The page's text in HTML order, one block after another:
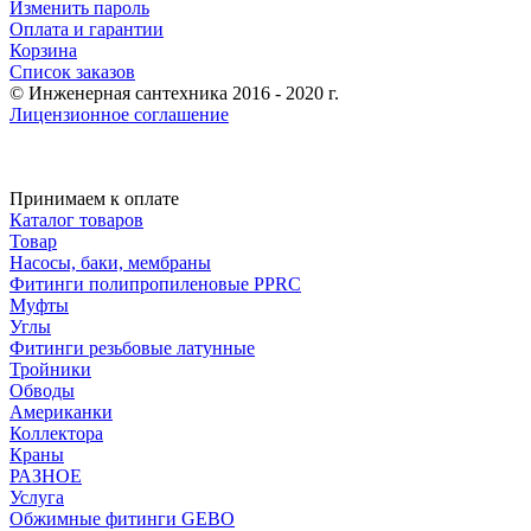
Изменить пароль
Оплата и гарантии
Корзина
Список заказов
© Инженерная сантехника 2016 - 2020 г.
Лицензионное соглашение
Принимаем к оплате
Каталог товаров
Товар
Насосы, баки, мембраны
Фитинги полипропиленовые PPRC
Муфты
Углы
Фитинги резьбовые латунные
Тройники
Обводы
Американки
Коллектора
Краны
РАЗНОЕ
Услуга
Обжимные фитинги GEBO